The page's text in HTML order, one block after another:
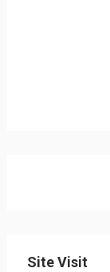
Site Visit